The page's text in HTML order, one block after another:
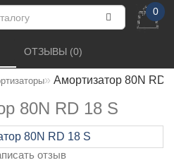
0
Амортизатор 80N RD
80N RD 18 S
ОТЗЫВЫ (0)
отзыв